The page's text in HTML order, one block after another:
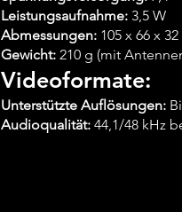
Leistungsaufnahme: 3,5 W
Abmessungen: 105 x 66 x
Gewicht: 210 g (mit
Videoformate:
Unterstützte Auflösungen:
Audioqualität: 44,1/48 kHz